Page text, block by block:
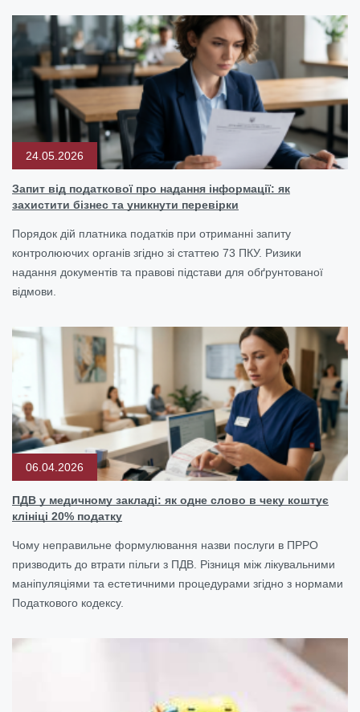
24.05.2026
Запит від податкової про надання інформації: як
захистити бізнес та уникнути перевірки
Порядок дій платника податків при отриманні запиту
контролюючих органів згідно зі статтею 73 ПКУ. Ризики
надання документів та правові підстави для обґрунтованої
відмови.
06.04.2026
ПДВ у медичному закладі: як одне слово в чеку коштує
клініці 20% податку
Чому неправильне формулювання назви послуги в ПРРО
призводить до втрати пільги з ПДВ. Різниця між лікувальними
маніпуляціями та естетичними процедурами згідно з нормами
Податкового кодексу.